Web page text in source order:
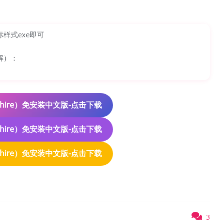
样式exe即可
：
）免安装中文版-点击下载
）免安装中文版-点击下载
）免安装中文版-点击下载
3